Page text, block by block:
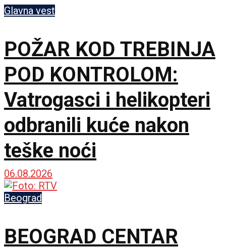
Glavna vest
POŽAR KOD TREBINJA
POD KONTROLOM:
Vatrogasci i helikopteri
odbranili kuće nakon
teške noći
06.08.2026
Beograd
BEOGRAD CENTAR